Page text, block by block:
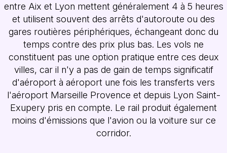
entre Aix et Lyon mettent généralement 4 à 5 heures
et utilisent souvent des arrêts d'autoroute ou des
gares routières périphériques, échangeant donc du
temps contre des prix plus bas. Les vols ne
constituent pas une option pratique entre ces deux
villes, car il n'y a pas de gain de temps significatif
d'aéroport à aéroport une fois les transferts vers
l'aéroport Marseille Provence et depuis Lyon Saint-
Exupery pris en compte. Le rail produit également
moins d'émissions que l'avion ou la voiture sur ce
corridor.